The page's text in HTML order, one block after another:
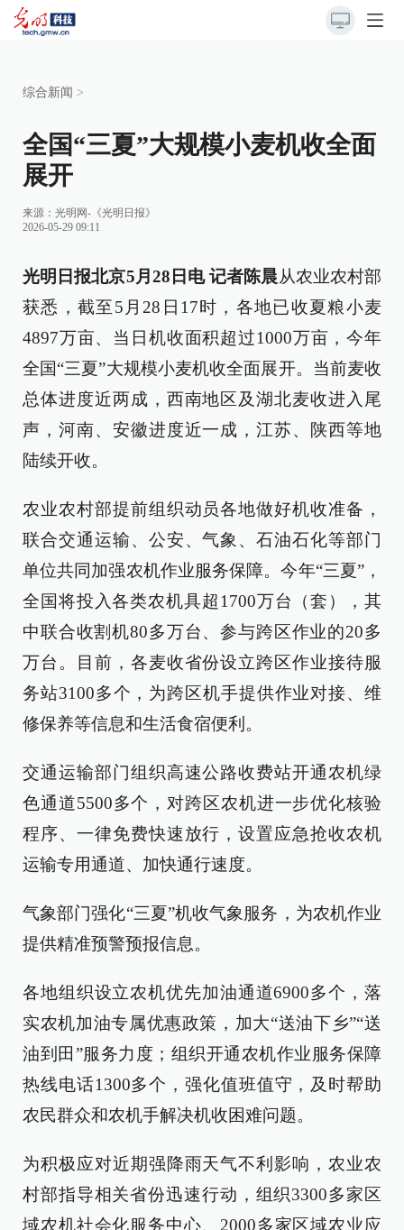
综合新闻 >
全国“三夏”大规模小麦机收全面
展开
来源： 光明网-《光明日报》
2026-05-29 09:11
光明日报北京5月28日电 记者陈晨从农业农村部
获悉，截至5月28日17时，各地已收夏粮小麦
4897万亩、当日机收面积超过1000万亩，今年
全国“三夏”大规模小麦机收全面展开。当前麦收
总体进度近两成，西南地区及湖北麦收进入尾
声，河南、安徽进度近一成，江苏、陕西等地
陆续开收。
农业农村部提前组织动员各地做好机收准备，
联合交通运输、公安、气象、石油石化等部门
单位共同加强农机作业服务保障。今年“三夏”，
全国将投入各类农机具超1700万台（套），其
中联合收割机80多万台、参与跨区作业的20多
万台。目前，各麦收省份设立跨区作业接待服
务站3100多个，为跨区机手提供作业对接、维
修保养等信息和生活食宿便利。
交通运输部门组织高速公路收费站开通农机绿
色通道5500多个，对跨区农机进一步优化核验
程序、一律免费快速放行，设置应急抢收农机
运输专用通道、加快通行速度。
气象部门强化“三夏”机收气象服务，为农机作业
提供精准预警预报信息。
各地组织设立农机优先加油通道6900多个，落
实农机加油专属优惠政策，加大“送油下乡”“送
油到田”服务力度；组织开通农机作业服务保障
热线电话1300多个，强化值班值守，及时帮助
农民群众和农机手解决机收困难问题。
为积极应对近期强降雨天气不利影响，农业农
村部指导相关省份迅速行动，组织3300多家区
域农机社会化服务中心、2000多家区域农业应